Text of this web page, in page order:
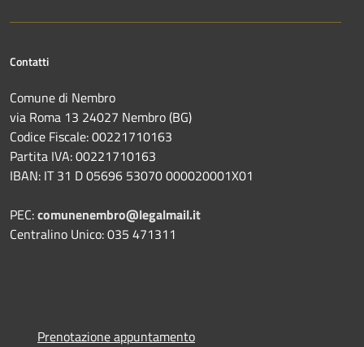
Contatti
Comune di Nembro
via Roma 13 24027 Nembro (BG)
Codice Fiscale: 00221710163
Partita IVA: 00221710163
IBAN: IT 31 D 05696 53070 000020001X01
PEC:comunenembro@legalmail.it
Centralino Unico: 035 471311
Prenotazione appuntamento